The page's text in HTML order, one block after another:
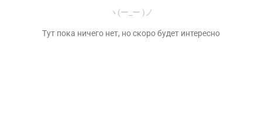
ヽ(ー_ー )ノ
Тут пока ничего нет, но скоро будет интересно